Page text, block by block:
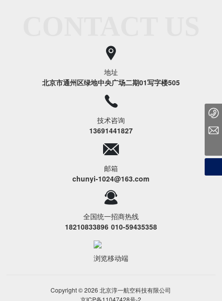
1
地址
北京市通州区绿地中央广场二期01写字楼505
技术咨询
13691441827
邮箱
chunyi-1024@163.com
全国统一招商热线
18210833896 010-59435358
浏览移动端
Copyright © 2026 北京淳一航空科技有限公司
京ICP备11047428号-2
chunyi-1024@163.com